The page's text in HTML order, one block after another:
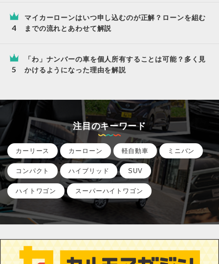
マイカーローンはいつ申し込むのが正解？ローンを組む
までの流れとあわせて解説
「わ」ナンバーの車を個人所有することは可能？多く見
かけるようになった理由を解説
注目のキーワード
カーリース カーローン 軽自動車 ミニバン
コンパクト ハイブリッド SUV
ハイトワゴン スーパーハイトワゴン